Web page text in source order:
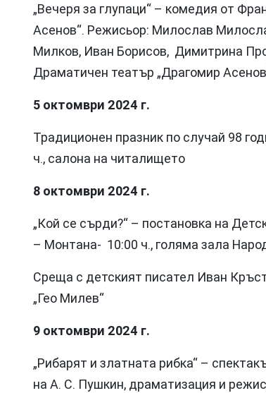
„Вечеря за глупаци“ – комедия от
Асенов“. Режисьор: Милослав
Милков, Иван Борисов, Димитрина
Драматичен театър „Драгомир
5 октомври 2024 г.
Традиционен празник по случай 98
ч., салона на читалището
8 октомври 2024 г.
„Кой се сърди?“ – постановка на
– Монтана- 10:00 ч., голяма зала
Среща с детският писател Иван
„Гео Милев“
9 октомври 2024 г.
„Рибарят и златната рибка“ –
на А. С. Пушкин, драматизация и